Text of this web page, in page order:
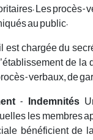
Les procès-
au public.
est chargée du
de
verbaux, de
- Indemnités
les membres
bénéficient de